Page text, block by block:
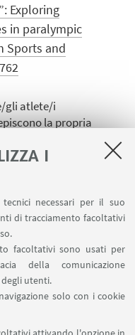
I
necessari per il suo
di tracciamento facoltativi
facoltativi sono usati per
della comunicazione
utenti.
solo con i cookie
Exploring
in paralympic
Sports and
gli atlete/i
la propria
esperienze
sportive.
in cui gli/le
sebbene
restano
del
che
sportiva. Le/Gli
più centrata